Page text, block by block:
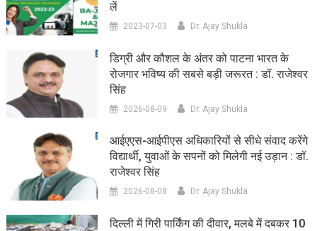
लें
2023-07-03 Dr. Ajay Shukla
डिग्री और कौशल के अंतर को पाटना भारत के
रोजगार भविष्य की सबसे बड़ी जरूरत : डॉ. राजेश्वर
सिंह
2026-08-09 Dr. Ajay Shukla
आईएएस-आईपीएस अधिकारियों से सीधे संवाद करेंगे
विद्यार्थी, युवाओं के सपनों को मिलेगी नई उड़ान : डॉ.
राजेश्वर सिंह
2026-08-08 Dr. Ajay Shukla
दिल्ली में गिरी पार्किंग की दीवार, मलबे में दबकर 10